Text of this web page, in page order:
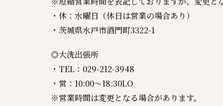
・休：水曜日（休日は営業の場合あり）
・茨城県水戸市酒門町3322-1
◎大洗出張所
・TEL：029-212-3948
・営：10:00～18:30LO
※営業時間は変更となる場合があります。